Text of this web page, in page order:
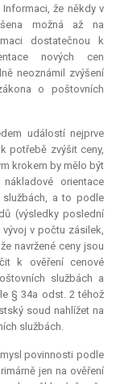
že někdy v
možná až na
dostatečnou k
nových cen
neoznámil zvýšení
o poštovních
událostí nejprve
potřebě zvýšit ceny,
krokem by mělo být
orientace
a to podle
(výsledky poslední
v počtu zásilek,
navržené ceny jsou
k ověření cenové
službách a
§ 34a odst. 2 téhož
soud nahlížet na
službách.
povinnosti podle
jen na ověření